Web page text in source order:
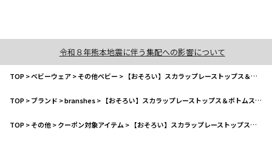
令和８年熊本地震に伴う集配への影響について
TOP>ベビーウェア>その他ベビー > 【おそろい】スカラップレーストップス＆ボトムスセット
TOP>ブランド >branshes> 【おそろい】スカラップレーストップス＆ボトムスセット
TOP>その他>クーポン対象アイテム > 【おそろい】スカラップレーストップス＆ボトムスセット